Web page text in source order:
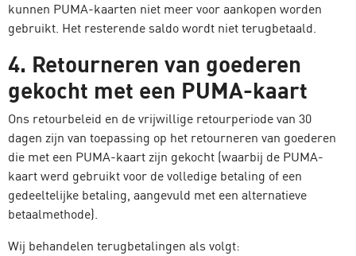
kunnen PUMA-kaarten niet meer voor aankopen worden
gebruikt. Het resterende saldo wordt niet terugbetaald.
4. Retourneren van goederen
gekocht met een PUMA-kaart
Ons retourbeleid en de vrijwillige retourperiode van 30
dagen zijn van toepassing op het retourneren van goederen
die met een PUMA-kaart zijn gekocht (waarbij de PUMA-
kaart werd gebruikt voor de volledige betaling of een
gedeeltelijke betaling, aangevuld met een alternatieve
betaalmethode).
Wij behandelen terugbetalingen als volgt: